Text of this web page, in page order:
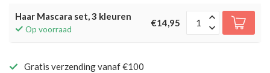
Haar Mascara set, 3 kleuren
Op voorraad
€14,95
Gratis verzending vanaf €100